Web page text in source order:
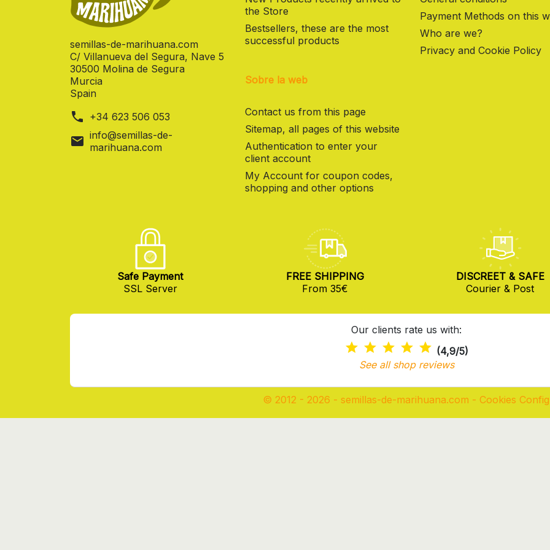
semillas-de-marihuana.com
C/ Villanueva del Segura, Nave 5
30500 Molina de Segura
Murcia
Spain
phone +34 623 506 053
mail info@semillas-de-
marihuana.com
the Store
Bestsellers, these are the most
successful products
Sobre la web
Contact us from this page
Sitemap, all pages of this website
Authentication to enter your
client account
My Account for coupon codes,
shopping and other options
Payment Methods on this
Who are we?
Privacy and Cookie Policy
Safe Payment
SSL Server
FREE SHIPPING
From 35€
DISCREET & SAFE
Courier & Post
Our clients rate us with:
(4,9/5)
See all shop reviews
© 2012 - 2026 - semillas-de-marihuana.com - Cookies